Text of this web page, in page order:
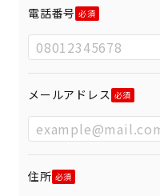
電話番号
メールアドレス
住所